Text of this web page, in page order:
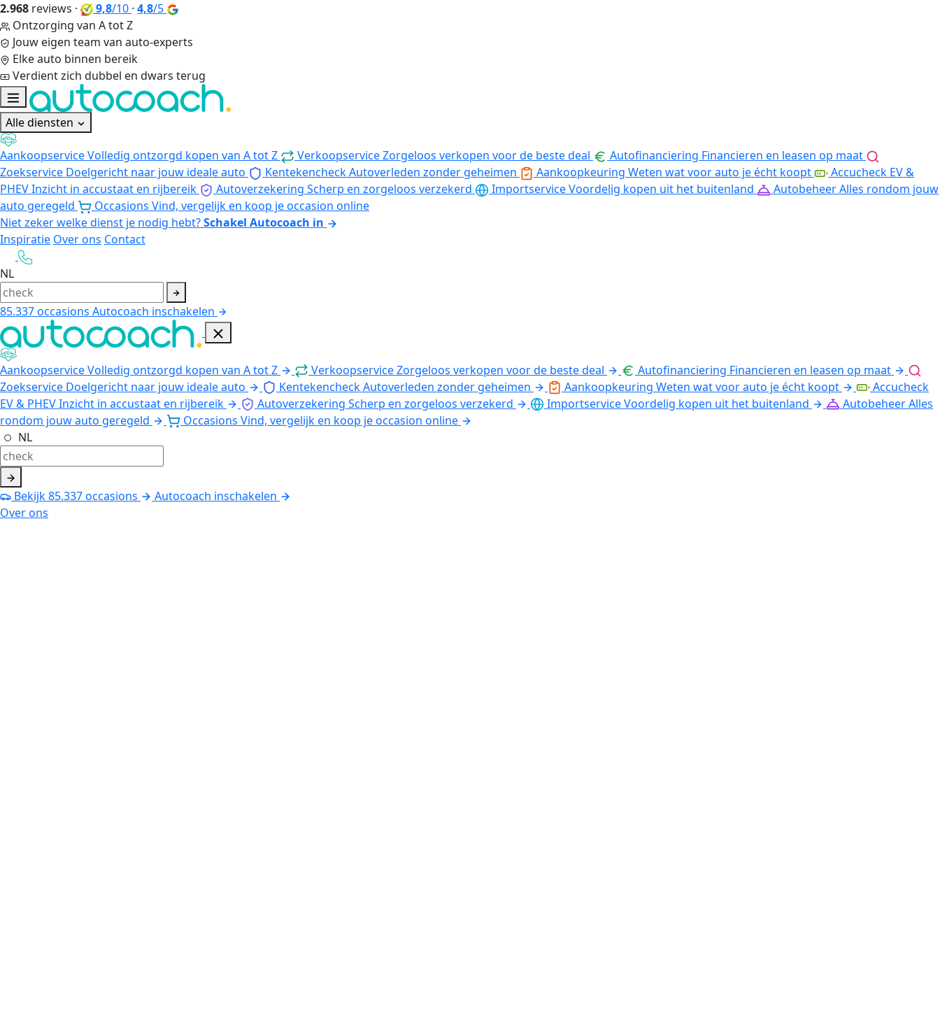
2.968 reviews · 9,8/10 · 4,8/5
Ontzorging van A tot Z
Jouw eigen team van auto-experts
Elke auto binnen bereik
Verdient zich dubbel en dwars terug
Alle diensten
AankoopserviceVolledig ontzorgd kopen van A tot Z VerkoopserviceZorgeloos verkopen voor de beste deal Autofinanciering Financieren en leasen op maat
Zoekservice Doelgericht naar jouw ideale auto KentekencheckAutoverleden zonder geheimen Aankoopkeuring Weten wat voor auto je écht koopt
Accucheck EV &
PHEVInzicht in accustaat en rijbereik Autoverzekering Scherp en zorgeloos verzekerd ImportserviceVoordelig kopen uit het buitenland AutobeheerAlles rondom jouw
auto geregeld
Occasions Vind, vergelijk en koop je occasion online
Niet zeker welke dienst je nodig hebt?Schakel Autocoach in
Inspiratie Over ons Contact
NL
85.337occasions Autocoach inschakelen
AankoopserviceVolledig ontzorgd kopen van A tot Z VerkoopserviceZorgeloos verkopen voor de beste deal Autofinanciering Financieren en leasen op maat
Zoekservice Doelgericht naar jouw ideale auto KentekencheckAutoverleden zonder geheimen Aankoopkeuring Weten wat voor auto je écht koopt
Accucheck
EV & PHEVInzicht in accustaat en rijbereik Autoverzekering Scherp en zorgeloos verzekerd ImportserviceVoordelig kopen uit het buitenland AutobeheerAlles
rondom jouw auto geregeld
Occasions Vind, vergelijk en koop je occasion online
NL
Bekijk85.337occasions
Autocoach inschakelen
Over ons